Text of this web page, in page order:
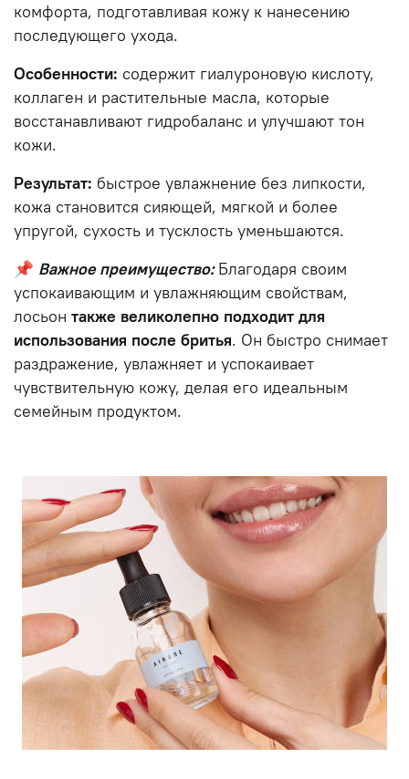
комфорта, подготавливая кожу к нанесению
последующего ухода.
Особенности: содержит гиалуроновую кислоту,
коллаген и растительные масла, которые
восстанавливают гидробаланс и улучшают тон
кожи.
Результат: быстрое увлажнение без липкости,
кожа становится сияющей, мягкой и более
упругой, сухость и тусклость уменьшаются.
📌 Важное преимущество:Благодаря своим
успокаивающим и увлажняющим свойствам,
лосьон также великолепно подходит для
использования после бритья. Он быстро снимает
раздражение, увлажняет и успокаивает
чувствительную кожу, делая его идеальным
семейным продуктом.